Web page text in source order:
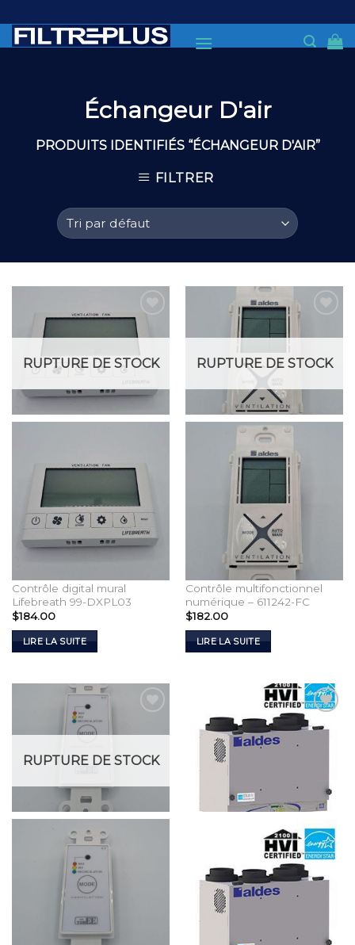
to
content
Échangeur D'air
PRODUITS IDENTIFIÉS “ÉCHANGEUR D'AIR”
FILTRER
Add to
Wishlist
RUPTURE DE STOCK
Contrôle digital mural
Lifebreath 99-DXPL03
$184.00
LIRE LA SUITE
Wishlist
RUPTURE DE STOCK
Contrôle multifonctionnel
numérique – 611242-FC
$182.00
LIRE LA SUITE
Wishlist
RUPTURE DE STOCK
Add to